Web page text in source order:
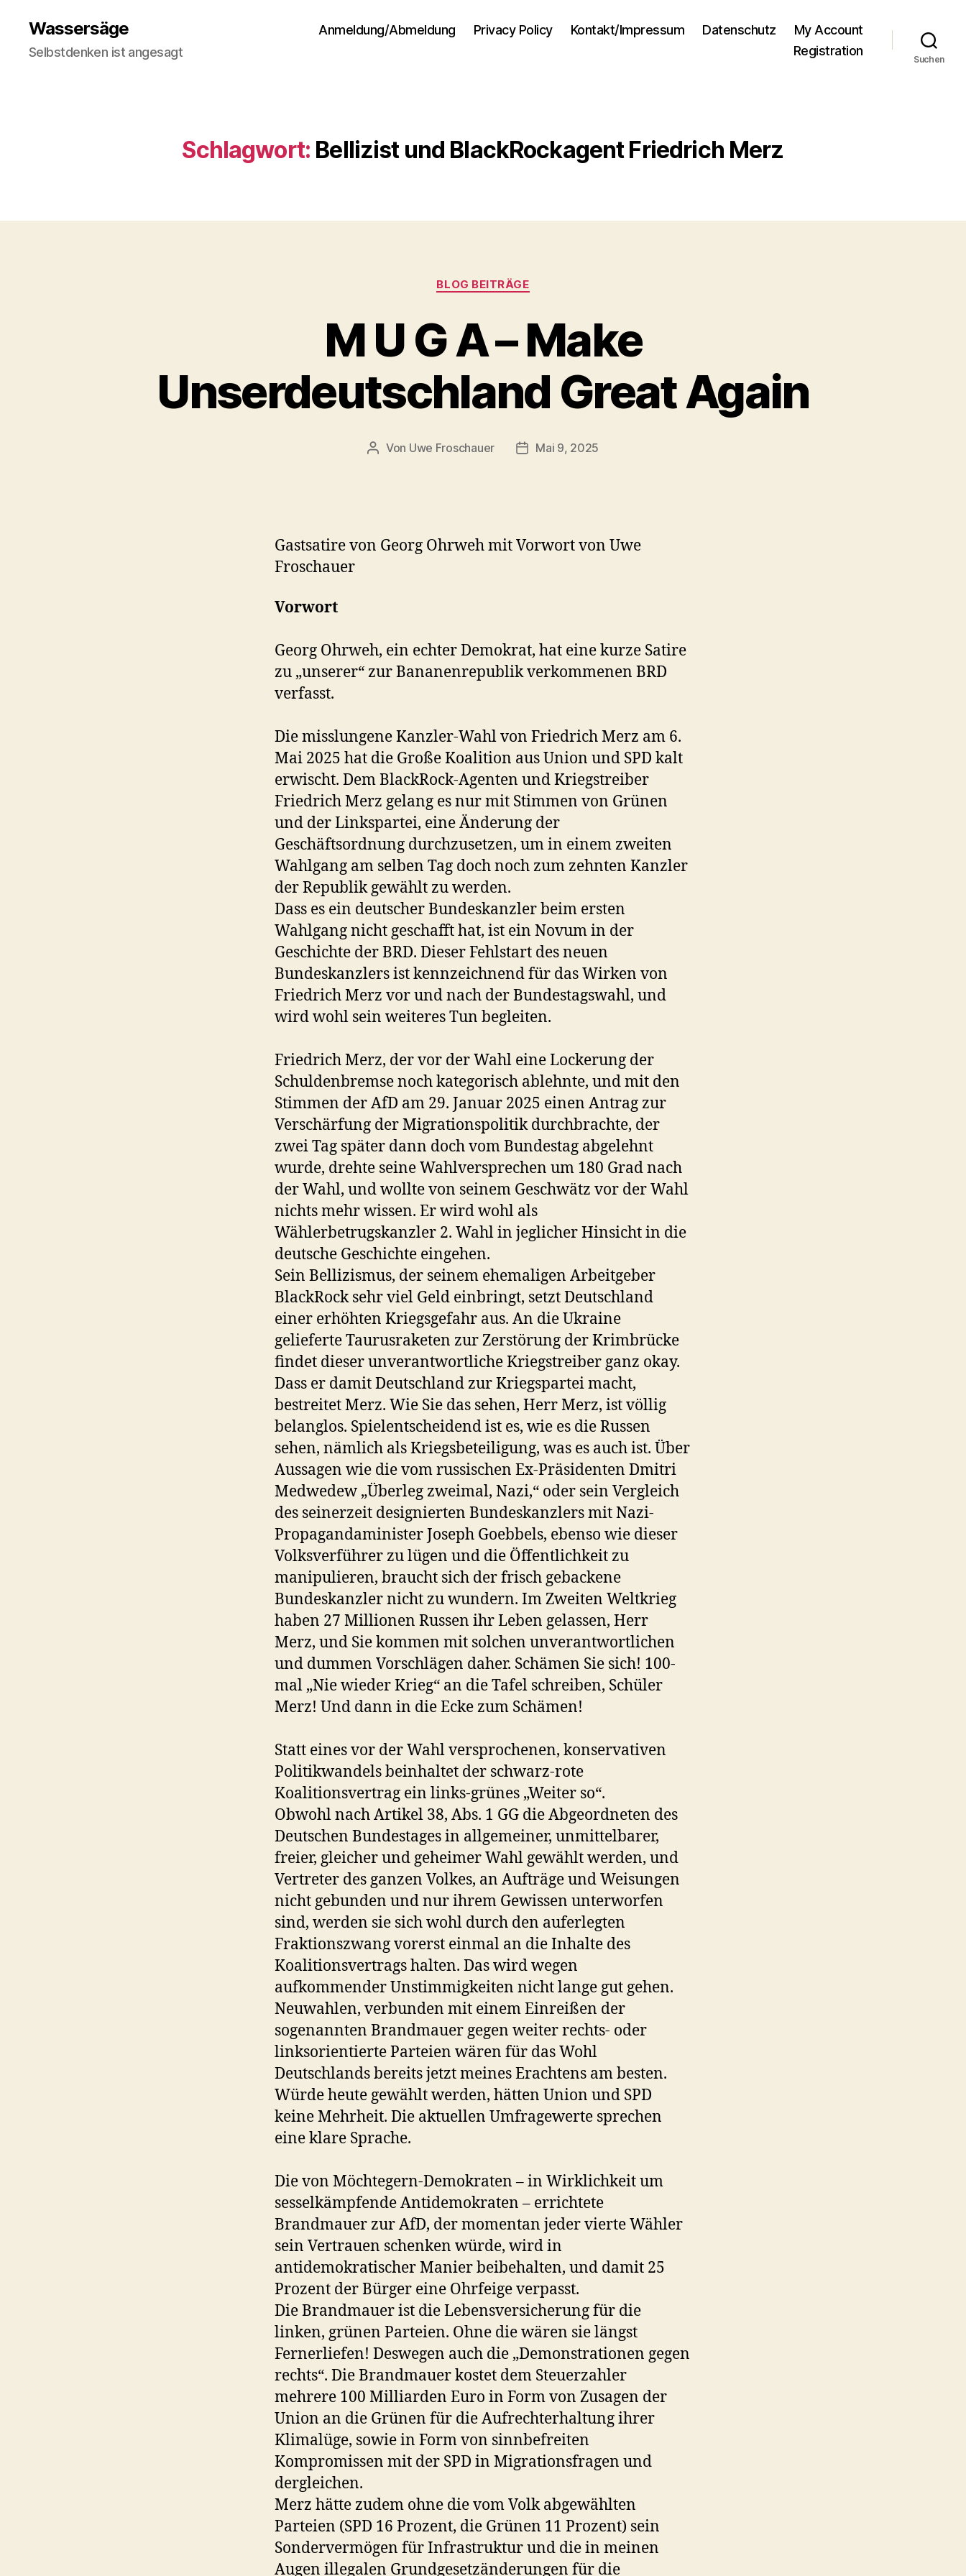
Wassersäge
Selbstdenken ist angesagt
Anmeldung/Abmeldung Privacy Policy Kontakt/Impressum Datenschutz
My Account
Registration
Suchen
Schlagwort: Bellizist und BlackRockagent Friedrich Merz
Kategorien
BLOG BEITRÄGE
M U G A – Make
Unserdeutschland Great Again
Beitragsautor
Von Uwe Froschauer Beitragsdatum
Mai 9, 2025
Gastsatire von Georg Ohrweh mit Vorwort von Uwe
Froschauer
Vorwort
Georg Ohrweh, ein echter Demokrat, hat eine kurze Satire
zu „unserer“ zur Bananenrepublik verkommenen BRD
verfasst.
Die misslungene Kanzler-Wahl von Friedrich Merz am 6.
Mai 2025 hat die Große Koalition aus Union und SPD kalt
erwischt. Dem BlackRock-Agenten und Kriegstreiber
Friedrich Merz gelang es nur mit Stimmen von Grünen
und der Linkspartei, eine Änderung der
Geschäftsordnung durchzusetzen, um in einem zweiten
Wahlgang am selben Tag doch noch zum zehnten Kanzler
der Republik gewählt zu werden.
Dass es ein deutscher Bundeskanzler beim ersten
Wahlgang nicht geschafft hat, ist ein Novum in der
Geschichte der BRD. Dieser Fehlstart des neuen
Bundeskanzlers ist kennzeichnend für das Wirken von
Friedrich Merz vor und nach der Bundestagswahl, und
wird wohl sein weiteres Tun begleiten.
Friedrich Merz, der vor der Wahl eine Lockerung der
Schuldenbremse noch kategorisch ablehnte, und mit den
Stimmen der AfD am 29. Januar 2025 einen Antrag zur
Verschärfung der Migrationspolitik durchbrachte, der
zwei Tag später dann doch vom Bundestag abgelehnt
wurde, drehte seine Wahlversprechen um 180 Grad nach
der Wahl, und wollte von seinem Geschwätz vor der Wahl
nichts mehr wissen. Er wird wohl als
Wählerbetrugskanzler 2. Wahl in jeglicher Hinsicht in die
deutsche Geschichte eingehen.
Sein Bellizismus, der seinem ehemaligen Arbeitgeber
BlackRock sehr viel Geld einbringt, setzt Deutschland
einer erhöhten Kriegsgefahr aus. An die Ukraine
gelieferte Taurusraketen zur Zerstörung der Krimbrücke
findet dieser unverantwortliche Kriegstreiber ganz okay.
Dass er damit Deutschland zur Kriegspartei macht,
bestreitet Merz. Wie Sie das sehen, Herr Merz, ist völlig
belanglos. Spielentscheidend ist es, wie es die Russen
sehen, nämlich als Kriegsbeteiligung, was es auch ist. Über
Aussagen wie die vom russischen Ex-Präsidenten Dmitri
Medwedew „Überleg zweimal, Nazi,“ oder sein Vergleich
des seinerzeit designierten Bundeskanzlers mit Nazi-
Propagandaminister Joseph Goebbels, ebenso wie dieser
Volksverführer zu lügen und die Öffentlichkeit zu
manipulieren, braucht sich der frisch gebackene
Bundeskanzler nicht zu wundern. Im Zweiten Weltkrieg
haben 27 Millionen Russen ihr Leben gelassen, Herr
Merz, und Sie kommen mit solchen unverantwortlichen
und dummen Vorschlägen daher. Schämen Sie sich! 100-
mal „Nie wieder Krieg“ an die Tafel schreiben, Schüler
Merz! Und dann in die Ecke zum Schämen!
Statt eines vor der Wahl versprochenen, konservativen
Politikwandels beinhaltet der schwarz-rote
Koalitionsvertrag ein links-grünes „Weiter so“.
Obwohl nach Artikel 38, Abs. 1 GG die Abgeordneten des
Deutschen Bundestages in allgemeiner, unmittelbarer,
freier, gleicher und geheimer Wahl gewählt werden, und
Vertreter des ganzen Volkes, an Aufträge und Weisungen
nicht gebunden und nur ihrem Gewissen unterworfen
sind, werden sie sich wohl durch den auferlegten
Fraktionszwang vorerst einmal an die Inhalte des
Koalitionsvertrags halten. Das wird wegen
aufkommender Unstimmigkeiten nicht lange gut gehen.
Neuwahlen, verbunden mit einem Einreißen der
sogenannten Brandmauer gegen weiter rechts- oder
linksorientierte Parteien wären für das Wohl
Deutschlands bereits jetzt meines Erachtens am besten.
Würde heute gewählt werden, hätten Union und SPD
keine Mehrheit. Die aktuellen Umfragewerte sprechen
eine klare Sprache.
Die von Möchtegern-Demokraten – in Wirklichkeit um
sesselkämpfende Antidemokraten – errichtete
Brandmauer zur AfD, der momentan jeder vierte Wähler
sein Vertrauen schenken würde, wird in
antidemokratischer Manier beibehalten, und damit 25
Prozent der Bürger eine Ohrfeige verpasst.
Die Brandmauer ist die Lebensversicherung für die
linken, grünen Parteien. Ohne die wären sie längst
Fernerliefen! Deswegen auch die „Demonstrationen gegen
rechts“. Die Brandmauer kostet dem Steuerzahler
mehrere 100 Milliarden Euro in Form von Zusagen der
Union an die Grünen für die Aufrechterhaltung ihrer
Klimalüge, sowie in Form von sinnbefreiten
Kompromissen mit der SPD in Migrationsfragen und
dergleichen.
Merz hätte zudem ohne die vom Volk abgewählten
Parteien (SPD 16 Prozent, die Grünen 11 Prozent) sein
Sondervermögen für Infrastruktur und die in meinen
Augen illegalen Grundgesetzänderungen für die